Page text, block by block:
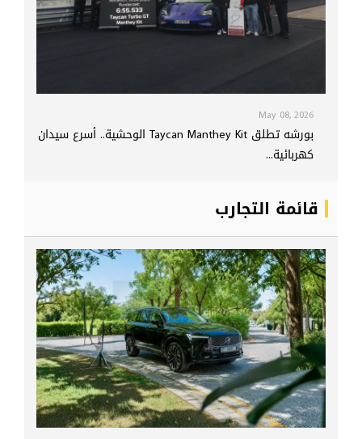
May 08, 2026
بورشه تطلق Taycan Manthey Kit الوحشية.. أسرع سيدان
كهربائية...
قائمة التجارب